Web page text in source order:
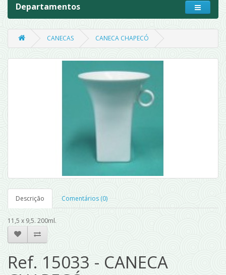
Departamentos
CANECAS CANECA CHAPECÓ
Descrição Comentários (0)
11,5 x 9,5. 200ml.
Ref. 15033 - CANECA